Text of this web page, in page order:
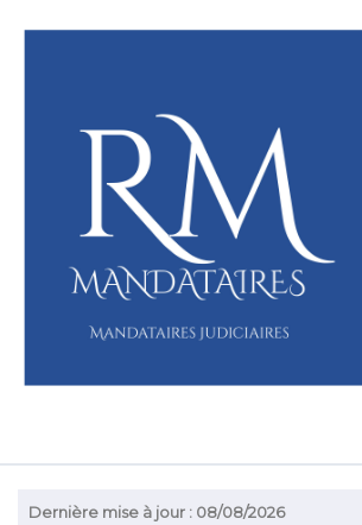
Dernière mise à jour : 08/08/2026